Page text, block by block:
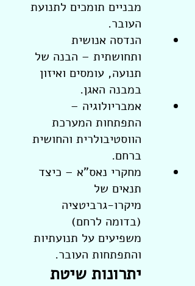
מבניים תומכים לתנועת
העובר.
הנדסה אנושית
ותחושתית – הבנה של
תנועה, עומסים ואיזון
במבנה האגן.
אמבריולוגיה –
התפתחות המערכת
הווסטיבולרית והחושית
ברחם.
מחקרי נאס"א – כיצד
תנאים של
מיקרו-גרביטציה
(בדומה לרחם)
משפיעים על תנועתיות
והתפתחות העובר.
יתרונות שיטת